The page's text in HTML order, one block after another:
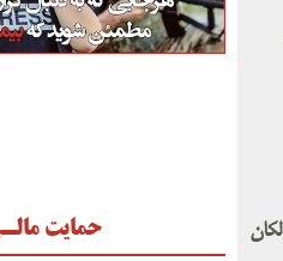
حمایت